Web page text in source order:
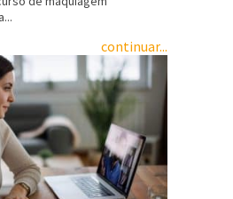
continuar...